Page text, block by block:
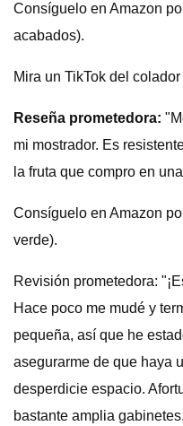
Consíguelo en Amazon
acabados).
Mira un TikTok del
Reseña prometedora:
mi mostrador. Es
la fruta que compro en
Consíguelo en Amazon
verde).
Revisión prometedora:
Hace poco me mudé y
pequeña, así que he
asegurarme de que haya
desperdicie espacio.
bastante amplia